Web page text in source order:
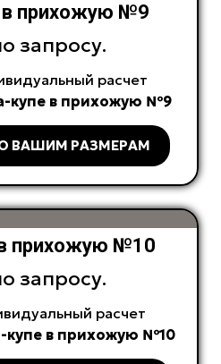
прихожую №9
запросу.
расчет
купе в прихожую №9
ВАШИМ РАЗМЕРАМ
прихожую №10
запросу.
расчет
купе в прихожую №10